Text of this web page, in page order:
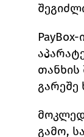
თანხის
გამო,